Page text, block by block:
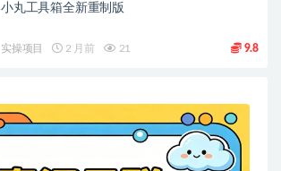
小丸工具箱全新重制版
实操项目 2 月前 21 9.8